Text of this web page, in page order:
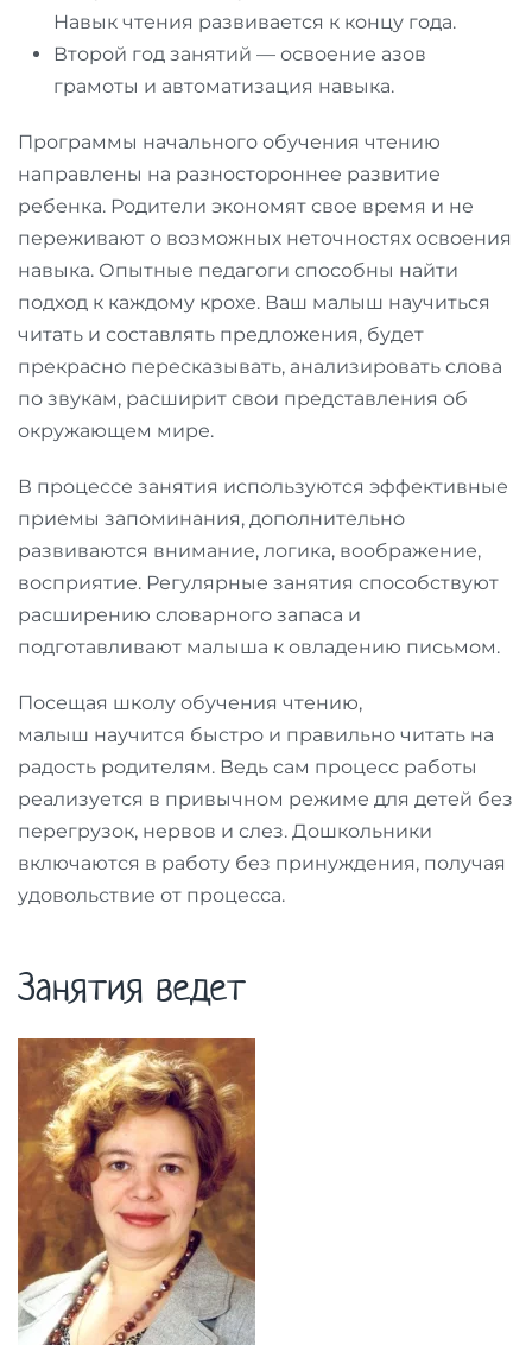
Навык чтения развивается к концу года.
Второй год занятий — освоение азов
грамоты и автоматизация навыка.
Программы начального обучения чтению
направлены на разностороннее развитие
ребенка. Родители экономят свое время и не
переживают о возможных неточностях освоения
навыка. Опытные педагоги способны найти
подход к каждому крохе. Ваш малыш научиться
читать и составлять предложения, будет
прекрасно пересказывать, анализировать слова
по звукам, расширит свои представления об
окружающем мире.
В процессе занятия используются эффективные
приемы запоминания, дополнительно
развиваются внимание, логика, воображение,
восприятие. Регулярные занятия способствуют
расширению словарного запаса и
подготавливают малыша к овладению письмом.
Посещая школу обучения чтению,
малыш научится быстро и правильно читать на
радость родителям. Ведь сам процесс работы
реализуется в привычном режиме для детей без
перегрузок, нервов и слез. Дошкольники
включаются в работу без принуждения, получая
удовольствие от процесса.
Занятия ведет